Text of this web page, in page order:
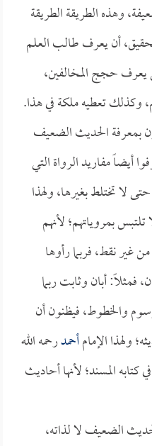
وهذه الطريقة الطريقة
أن يعرف طالب العلم
حجج المخالفين،
تعطيه ملكة في هذا.
بمعرفة الحديث الضعيف
مفاريد الرواة التي
لا تختلط بغيرها، ولهذا
بمروياتهم؛ لأنهم
غير نقط، فربما رأوها
أبان وثابت ربما
والخطوط، فيظنون أن
ولهذا الإمامأحمدرحمه الله
المسند؛ لأنها أحاديث
الضعيف لا لذاته،